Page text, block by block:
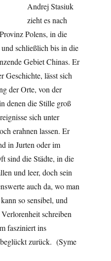
Andrej Stasiuk
zieht es nach
Polens, in die
schließlich bis in die
Gebiet Chinas. Er
Geschichte, lässt sich
der Orte, von der
denen die Stille groß
sich unter
erahnen lassen. Er
in Jurten oder im
sind die Städte, in die
und leer, doch sein
auch da, wo man
so sensibel, und
schreiben
fasziniert ins
zurück. (Syme